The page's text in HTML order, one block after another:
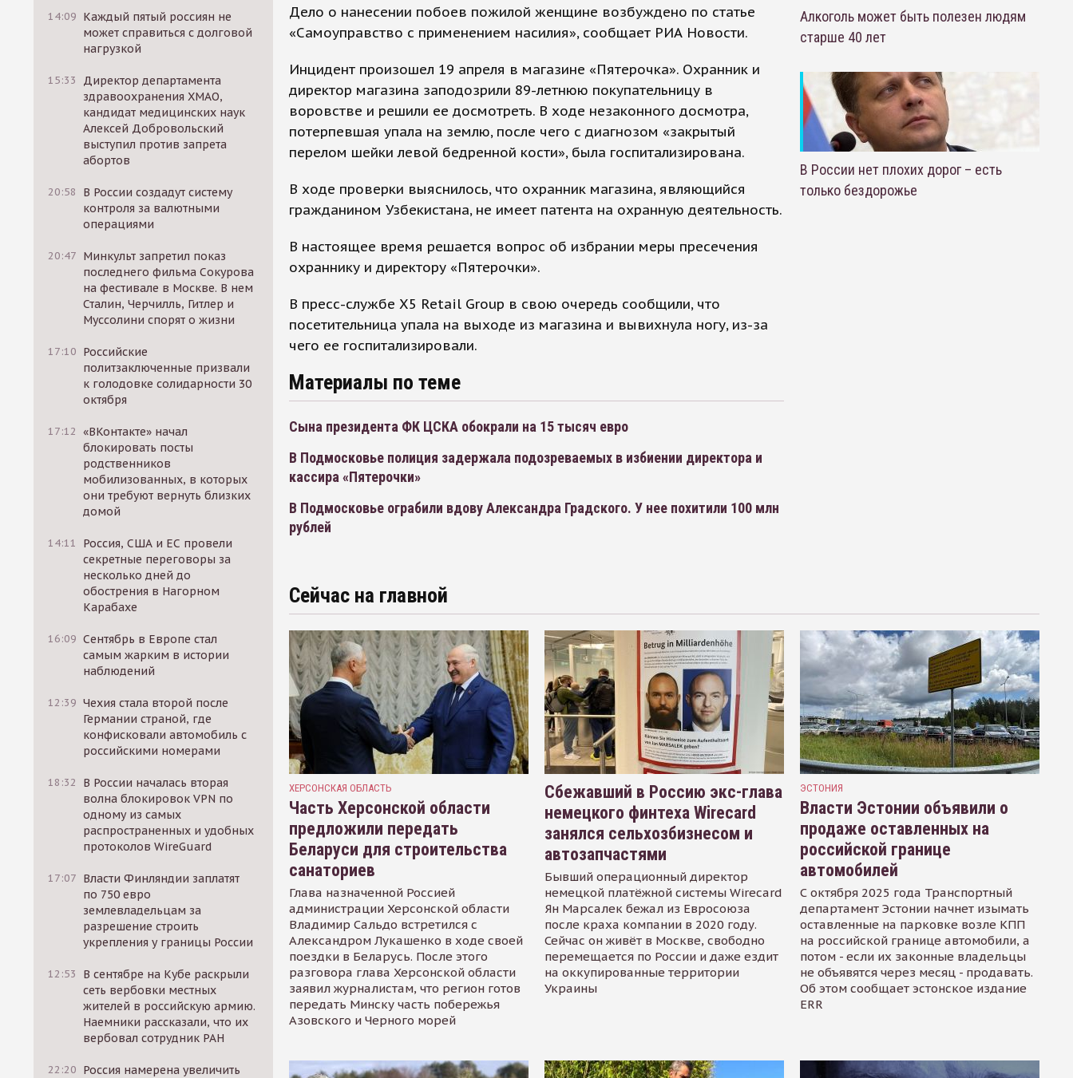
14:09 Каждый пятый россиян не
может справиться с долговой
нагрузкой
15:33
Директор департамента
здравоохранения ХМАО,
кандидат медицинских наук
Алексей Добровольский
выступил против запрета
абортов
20:58
В России создадут систему
контроля за валютными
операциями
20:47 Минкульт запретил показ
последнего фильма Сокурова
на фестивале в Москве. В нем
Сталин, Черчилль, Гитлер и
Муссолини спорят о жизни
17:10 Российские
политзаключенные призвали
к голодовке солидарности 30
октября
17:12 «ВКонтакте» начал
блокировать посты
родственников
мобилизованных, в которых
они требуют вернуть близких
домой
14:11
Россия, США и ЕС провели
секретные переговоры за
несколько дней до
обострения в Нагорном
Карабахе
16:09 Сентябрь в Европе стал
самым жарким в истории
наблюдений
12:39 Чехия стала второй после
Германии страной, где
конфисковали автомобиль с
российскими номерами
18:32
В России началась вторая
волна блокировок VPN по
одному из самых
распространенных и удобных
протоколов WireGuard
17:07 Власти Финляндии заплатят
по 750 евро
землевладельцам за
разрешение строить
укрепления у границы России
12:53
В сентябре на Кубе раскрыли
сеть вербовки местных
жителей в российскую армию.
Наемники рассказали, что их
вербовал сотрудник РАН
22:20 Россия намерена увеличить
Дело о нанесении побоев пожилой женщине возбуждено по статье
«Самоуправство с применением насилия», сообщает РИА Новости.
Инцидент произошел 19 апреля в магазине «Пятерочка». Охранник и
директор магазина заподозрили 89-летнюю покупательницу в
воровстве и решили ее досмотреть. В ходе незаконного досмотра,
потерпевшая упала на землю, после чего с диагнозом «закрытый
перелом шейки левой бедренной кости», была госпитализирована.
В ходе проверки выяснилось, что охранник магазина, являющийся
гражданином Узбекистана, не имеет патента на охранную деятельность.
В настоящее время решается вопрос об избрании меры пресечения
охраннику и директору «Пятерочки».
В пресс-службе X5 Retail Group в свою очередь сообщили, что
посетительница упала на выходе из магазина и вывихнула ногу, из-за
чего ее госпитализировали.
Материалы по теме
Сына президента ФК ЦСКА обокрали на 15 тысяч евро
В Подмосковье полиция задержала подозреваемых в избиении директора и
кассира «Пятерочки»
В Подмосковье ограбили вдову Александра Градского. У нее похитили 100 млн
рублей
Алкоголь может быть полезен людям
старше 40 лет
В России нет плохих дорог – есть
только бездорожье
Сейчас на главной
ХЕРСОНСКАЯ ОБЛАСТЬ
Часть Херсонской области
предложили передать
Беларуси для строительства
санаториев
Глава назначенной Россией
администрации Херсонской области
Владимир Сальдо встретился с
Александром Лукашенко в ходе своей
поездки в Беларусь. После этого
разговора глава Херсонской области
заявил журналистам, что регион готов
передать Минску часть побережья
Азовского и Черного морей
Сбежавший в Россию экс-глава
немецкого финтеха Wirecard
занялся сельхозбизнесом и
автозапчастями
Бывший операционный директор
немецкой платёжной системы Wirecard
Ян Марсалек бежал из Евросоюза
после краха компании в 2020 году.
Сейчас он живёт в Москве, свободно
перемещается по России и даже ездит
на оккупированные территории
Украины
ЭСТОНИЯ
Власти Эстонии объявили о
продаже оставленных на
российской границе
автомобилей
С октября 2025 года Транспортный
департамент Эстонии начнет изымать
оставленные на парковке возле КПП
на российской границе автомобили, а
потом - если их законные владельцы
не объявятся через месяц - продавать.
Об этом сообщает эстонское издание
ERR